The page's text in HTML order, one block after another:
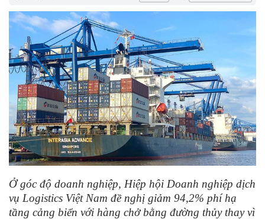
Ở góc độ doanh nghiệp, Hiệp hội Doanh nghiệp dịch
vụ Logistics Việt Nam đề nghị giảm 94,2% phí hạ
tầng cảng biển với hàng chở bằng đường thủy thay vì